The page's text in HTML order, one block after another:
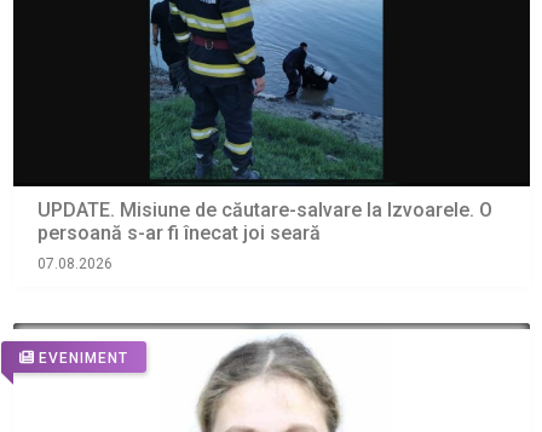
UPDATE. Misiune de căutare-salvare la Izvoarele. O
persoană s-ar fi înecat joi seară
07.08.2026
EVENIMENT